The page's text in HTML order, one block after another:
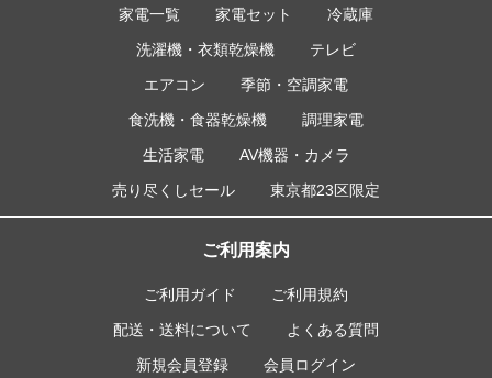
家電一覧 家電セット
冷蔵庫
洗濯機・衣類乾燥機
テレビ
エアコン
季節・空調家電
食洗機・食器乾燥機
調理家電
生活家電
AV機器・カメラ
売り尽くしセール
東京都23区限定
ご利用案内
ご利用ガイド
ご利用規約
配送・送料について
よくある質問
新規会員登録
会員ログイン